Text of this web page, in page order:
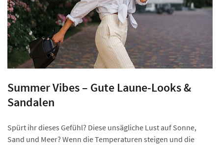
Summer Vibes – Gute Laune-Looks &
Sandalen
Spürt ihr dieses Gefühl? Diese unsägliche Lust auf Sonne,
Sand und Meer? Wenn die Temperaturen steigen und die